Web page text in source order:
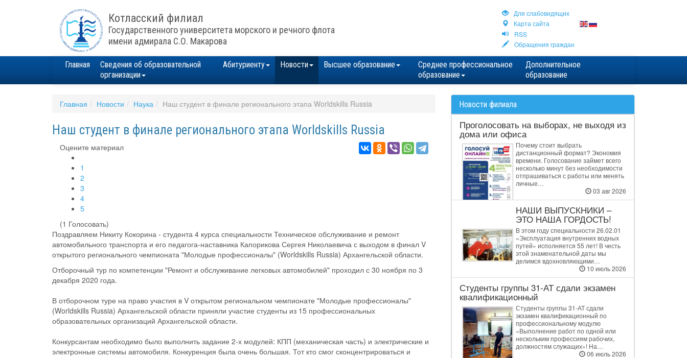
Котласский филиал
Государственного университета морского и речного флота
имени адмирала С.О. Макарова
Для cлабовидящих
Карта сайта
RSS
Обращения граждан
Главная
Сведения об образовательной
организации
Абитуриенту Новости Высшее образование
Среднее профессиональное
образование
Дополнительное
образование
Главная Новости Наука Наш студент в финале регионального этапа Worldskills Russia
Наш студент в финале регионального этапа Worldskills Russia
Оцените материал
1
2
3
4
5
(1 Голосовать)
Поздравляем Никиту Кокорина - студента 4 курса специальности Техническое обслуживание и ремонт
автомобильного транспорта и его педагога-наставника Капорикова Сергея Николаевича с выходом в финал V
открытого регионального чемпионата "Молодые профессионалы" (Worldskills Russia) Архангельской области.
Отборочный тур по компетенции "Ремонт и обслуживание легковых автомобилей" проходил с 30 ноября по 3
декабря 2020 года.
В отборочном туре на право участия в V открытом региональном чемпионате "Молодые профессионалы"
(Worldskills Russia) Архангельской области приняли участие студенты из 15 профессиональных
образовательных организаций Архангельской области.
Конкурсантам необходимо было выполнить задание 2-х модулей: КПП (механическая часть) и электрические и
электронные системы автомобиля. Конкуренция была очень большая. Тот кто смог сконцентрироваться и
Новости филиала
Проголосовать на выборах, не выходя из
дома или офиса
Почему стоит выбрать
дистанционный формат? Экономия
времени. Голосование займет всего
несколько минут без необходимости
отпрашиваться с работы или менять
личные…
03 авг 2026
НАШИ ВЫПУСКНИКИ –
ЭТО НАША ГОРДОСТЬ!
В этом году специальности 26.02.01
«Эксплуатация внутренних водных
путей» исполняется 55 лет! В честь
этой знаменательной даты мы
делимся вдохновляющими…
10 июль 2026
Студенты группы 31‑АТ сдали экзамен
квалификационный
Студенты группы 31‑АТ сдали
экзамен квалификационный по
профессиональному модулю
«Выполнение работ по одной или
нескольким профессиям рабочих,
должностям служащих»! На…
06 июль 2026